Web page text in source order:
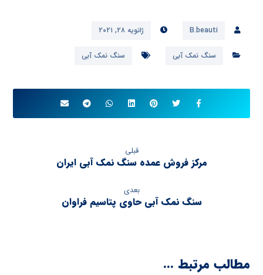
B.beauti ژانویه ۲۸, ۲۰۲۱
سنگ نمک آبی سنگ نمک آبی
قبلی
مرکز فروش عمده سنگ نمک آبی ایران
بعدی
سنگ نمک آبی حاوی پتاسیم فراوان
مطالب مرتبط ...